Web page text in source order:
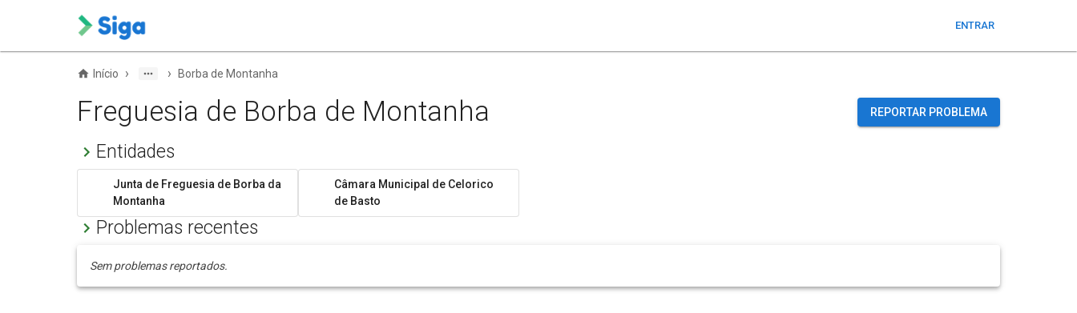
ENTRAR
Início › › Borba de Montanha
Freguesia de Borba de Montanha REPORTAR PROBLEMA
Entidades
Junta de Freguesia de Borba da
Montanha
Câmara Municipal de Celorico
de Basto
Problemas recentes
Sem problemas reportados.